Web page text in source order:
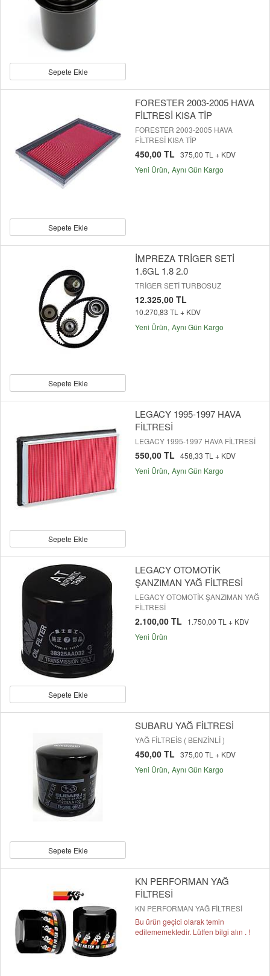
Sepete Ekle
Sepete Ekle
FORESTER 2003-2005 HAVA
FİLTRESİ KISA TİP
FORESTER 2003-2005 HAVA
FİLTRESİ KISA TİP
450,00 TL 375,00 TL + KDV
Yeni Ürün Aynı Gün Kargo
Sepete Ekle
İMPREZA TRİGER SETİ
1.6GL 1.8 2.0
TRİGER SETİ TURBOSUZ
12.325,00 TL
10.270,83 TL + KDV
Yeni Ürün Aynı Gün Kargo
Sepete Ekle
LEGACY 1995-1997 HAVA
FİLTRESİ
LEGACY 1995-1997 HAVA FİLTRESİ
550,00 TL 458,33 TL + KDV
Yeni Ürün Aynı Gün Kargo
Sepete Ekle
LEGACY OTOMOTİK
ŞANZIMAN YAĞ FİLTRESİ
LEGACY OTOMOTİK ŞANZIMAN YAĞ
FİLTRESİ
2.100,00 TL
1.750,00 TL + KDV
Yeni Ürün
Sepete Ekle
SUBARU YAĞ FİLTRESİ
YAĞ FİLTREİS ( BENZİNLİ )
450,00 TL 375,00 TL + KDV
Yeni Ürün Aynı Gün Kargo
KN PERFORMAN YAĞ
FİLTRESİ
KN PERFORMAN YAĞ FİLTRESİ
Bu ürün geçici olarak temin
edilememektedir. Lütfen bilgi alın . !